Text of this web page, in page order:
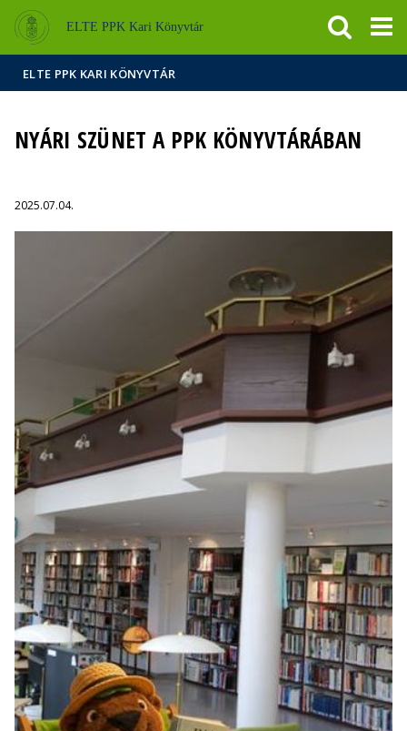
Hírek
Események
ELTE a
sajtóban
ELTE PPK Kari Könyvtár
ELTE PPK KARI KÖNYVTÁR
NYÁRI SZÜNET A PPK KÖNYVTÁRÁBAN
2025.07.04.